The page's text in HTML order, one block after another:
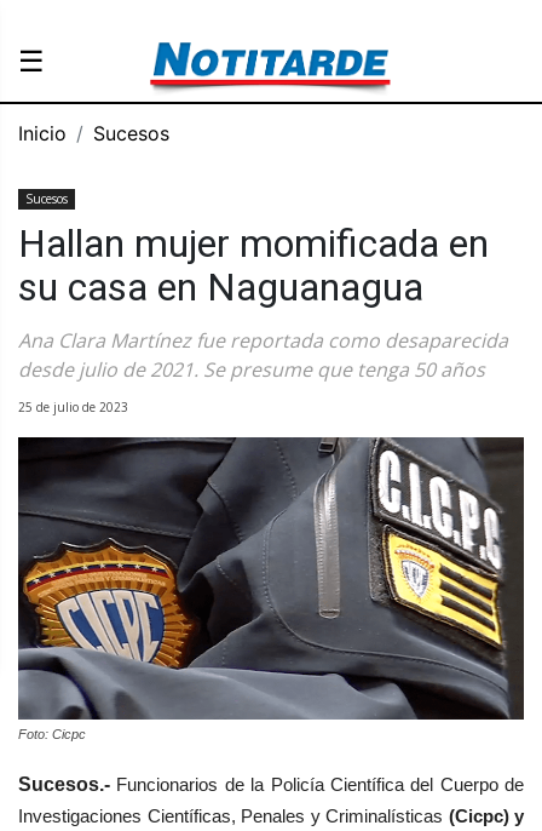
☰
Inicio Sucesos
Sucesos
Hallan mujer momificada en
su casa en Naguanagua
Ana Clara Martínez fue reportada como desaparecida
desde julio de 2021. Se presume que tenga 50 años
25 de julio de 2023
Foto: Cicpc
Sucesos.- Funcionarios de la Policía Científicadel Cuerpo de
Investigaciones Científicas, Penales y Criminalísticas (Cicpc) y